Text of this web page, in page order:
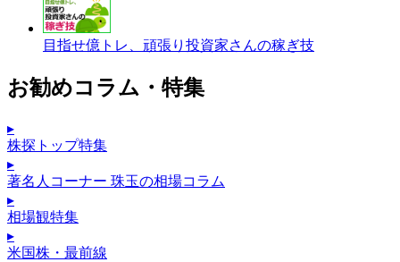
目指せ億トレ、頑張り投資家さんの稼ぎ技
お勧めコラム・特集
▸
株探トップ特集
▸
著名人コーナー 珠玉の相場コラム
▸
相場観特集
▸
米国株・最前線